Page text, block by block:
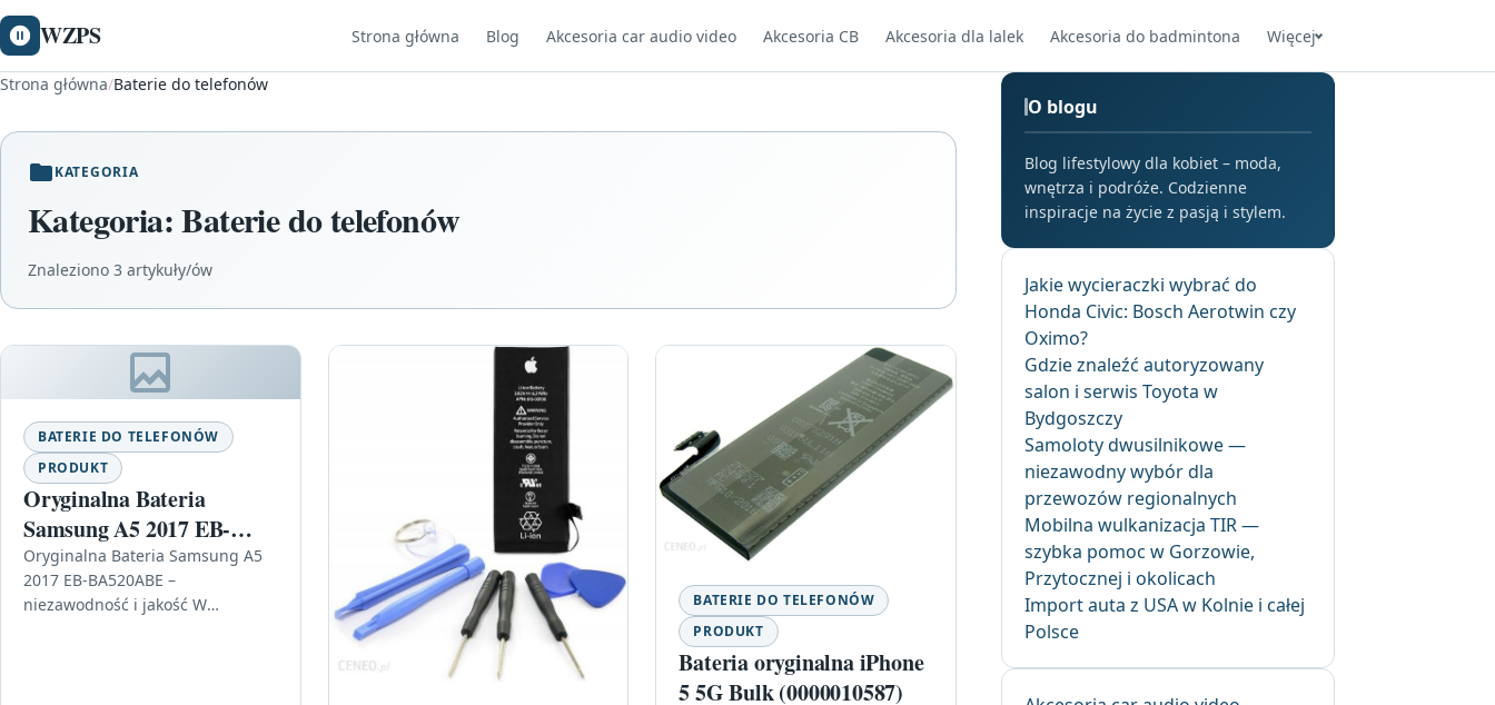
WZPS Strona główna Blog Akcesoria car audio video Akcesoria CB Akcesoria dla lalek Akcesoria do badmintona Więcej
Strona główna/Baterie do telefonów
KATEGORIA
Kategoria:Baterie do telefonów
Znaleziono 3 artykuły/ów
BATERIE DO TELEFONÓW
PRODUKT
Oryginalna Bateria
Samsung A5 2017 EB-
BA520ABE (69034a49-
43fc-46b8-bd53-
f54a4a005545)
Oryginalna Bateria Samsung A5
2017 EB-BA520ABE –
niezawodność i jakość W
BATERIE DO TELEFONÓW
PRODUKT
Bateria oryginalna iPhone
5 5G Bulk (0000010587)
O blogu
Blog lifestylowy dla kobiet – moda,
wnętrza i podróże. Codzienne
inspiracje na życie z pasją i stylem.
Jakie wycieraczki wybrać do
Honda Civic: Bosch Aerotwin czy
Oximo?
Gdzie znaleźć autoryzowany
salon i serwis Toyota w
Bydgoszczy
Samoloty dwusilnikowe —
niezawodny wybór dla
przewozów regionalnych
Mobilna wulkanizacja TIR —
szybka pomoc w Gorzowie,
Przytocznej i okolicach
Import auta z USA w Kolnie i całej
Polsce